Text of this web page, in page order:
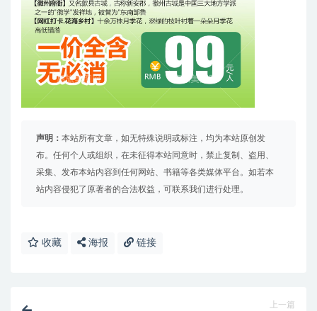
声明： 本站所有文章，如无特殊说明或标注，均为本站原创发
布。任何个人或组织，在未征得本站同意时，禁止复制、盗用、
采集、发布本站内容到任何网站、书籍等各类媒体平台。如若本
站内容侵犯了原著者的合法权益，可联系我们进行处理。
收藏 海报 链接
上一篇